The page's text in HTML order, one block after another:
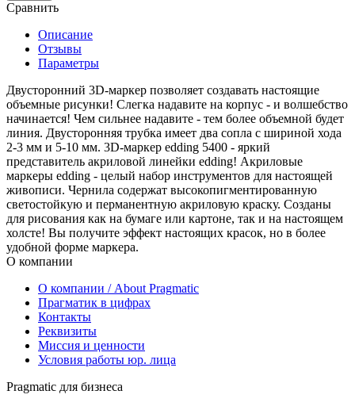
Сравнить
Описание
Отзывы
Параметры
Двусторонний 3D-маркер позволяет создавать настоящие
объемные рисунки! Слегка надавите на корпус - и волшебство
начинается! Чем сильнее надавите - тем более объемной будет
линия. Двусторонняя трубка имеет два сопла с шириной хода
2-3 мм и 5-10 мм. 3D-маркер edding 5400 - яркий
представитель акриловой линейки edding! Акриловые
маркеры edding - целый набор инструментов для настоящей
живописи. Чернила содержат высокопигментированную
светостойкую и перманентную акриловую краску. Созданы
для рисования как на бумаге или картоне, так и на настоящем
холсте! Вы получите эффект настоящих красок, но в более
удобной форме маркера.
О компании
О компании / About Pragmatic
Прагматик в цифрах
Контакты
Реквизиты
Миссия и ценности
Условия работы юр. лица
Pragmatic для бизнеса